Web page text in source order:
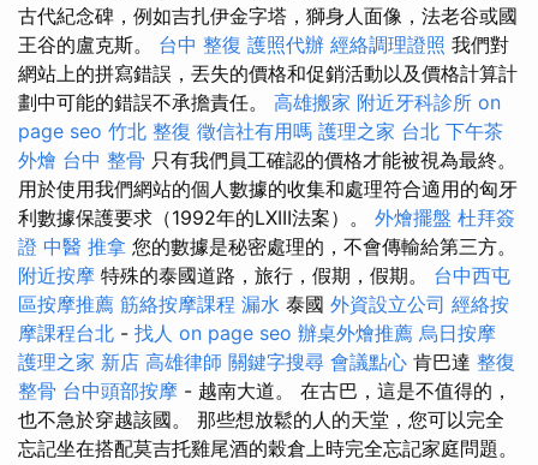
古代紀念碑，例如吉扎伊金字塔，獅身人面像，法老谷或國
王谷的盧克斯。 台中 整復 護照代辦 經絡調理證照 我們對
網站上的拼寫錯誤，丟失的價格和促銷活動以及價格計算計
劃中可能的錯誤不承擔責任。 高雄搬家 附近牙科診所 on
page seo 竹北 整復 徵信社有用嗎 護理之家 台北 下午茶
外燴 台中 整骨 只有我們員工確認的價格才能被視為最終。
用於使用我們網站的個人數據的收集和處理符合適用的匈牙
利數據保護要求（1992年的LXIII法案）。 外燴擺盤 杜拜簽
證 中醫 推拿 您的數據是秘密處理的，不會傳輸給第三方。
附近按摩 特殊的泰國道路，旅行，假期，假期。 台中西屯
區按摩推薦 筋絡按摩課程 漏水 泰國 外資設立公司 經絡按
摩課程台北 - 找人 on page seo 辦桌外燴推薦 烏日按摩
護理之家 新店 高雄律師 關鍵字搜尋 會議點心 肯巴達 整復
整骨 台中頭部按摩 - 越南大道。 在古巴，這是不值得的，
也不急於穿越該國。 那些想放鬆的人的天堂，您可以完全
忘記坐在搭配莫吉托雞尾酒的穀倉上時完全忘記家庭問題。